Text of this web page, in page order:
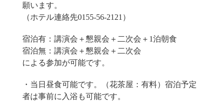
願います。
（ホテル連絡先0155-56-2121）
宿泊有：講演会＋懇親会＋二次会＋1泊朝食
宿泊無：講演会＋懇親会＋二次会
による参加が可能です。
・当日昼食可能です。（花茶屋：有料）宿泊予定
者は事前に入浴も可能です。